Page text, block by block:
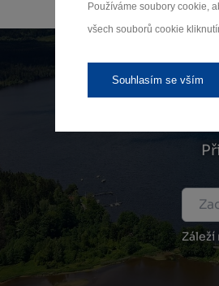
Používáme soubory cookie,
všech souborů cookie
Souhlasím se vším